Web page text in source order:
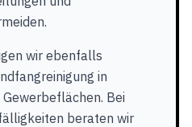
wir ebenfalls
in
Bei
beraten wir